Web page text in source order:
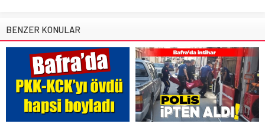
BENZER KONULAR